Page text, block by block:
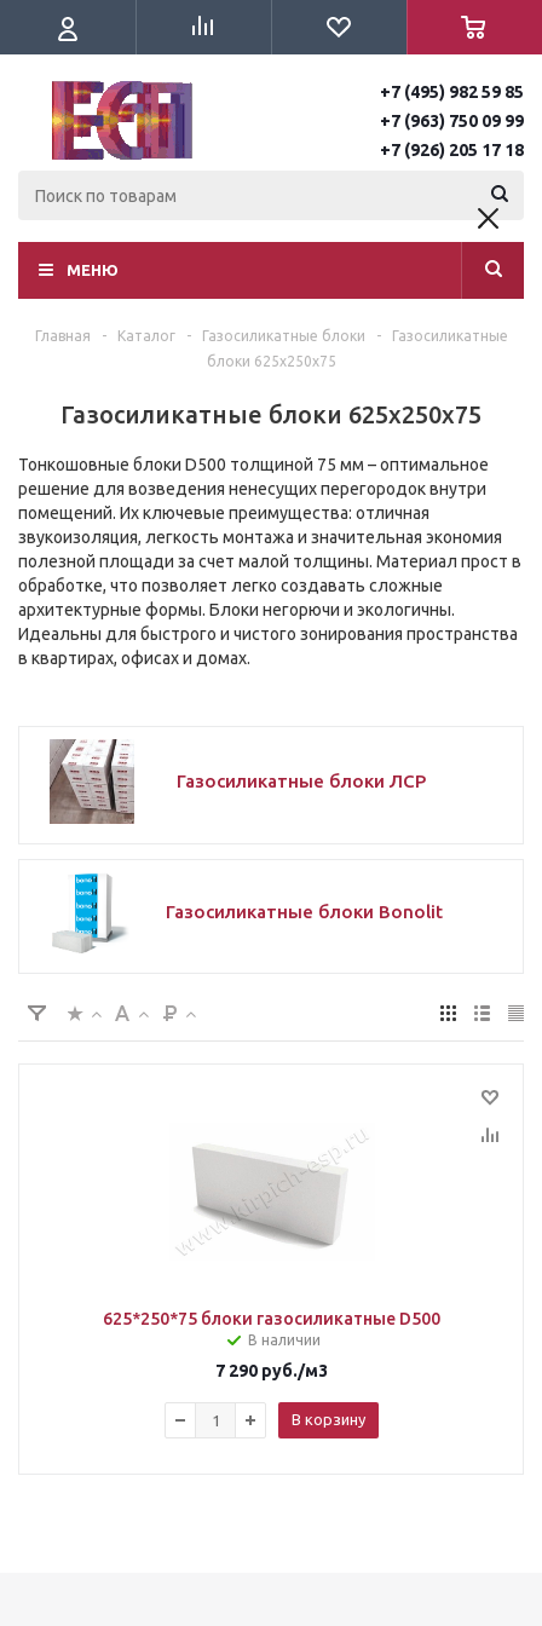
+7 (495) 982 59 85
+7 (963) 750 09 99
+7 (926) 205 17 18
МЕНЮ
Главная - Каталог - Газосиликатные блоки -
Газосиликатные
блоки 625х250х75
Газосиликатные блоки 625х250х75
Тонкошовные блоки D500 толщиной 75 мм – оптимальное
решение для возведения ненесущих перегородок внутри
помещений. Их ключевые преимущества: отличная
звукоизоляция, легкость монтажа и значительная экономия
полезной площади за счет малой толщины. Материал прост в
обработке, что позволяет легко создавать сложные
архитектурные формы. Блоки негорючи и экологичны.
Идеальны для быстрого и чистого зонирования пространства
в квартирах, офисах и домах.
Газосиликатные блоки ЛСР
Газосиликатные блоки Bonolit
625*250*75 блоки газосиликатные D500
В наличии
7 290 руб./м3
В корзину